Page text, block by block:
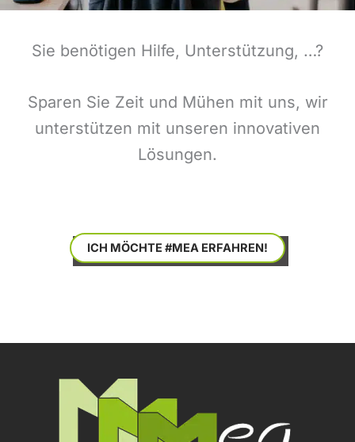
Sie benötigen Hilfe, Unterstützung, …?
Sparen Sie Zeit und Mühen mit uns, wir
unterstützen mit unseren innovativen
Lösungen.
ICH MÖCHTE #MEA ERFAHREN!